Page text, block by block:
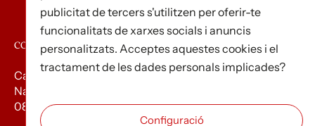
CONTACTE
Carrer d’Edison, 3
Nau A. Polígon industrial Les Torrenteres
08754 El Papiol
publicitat de tercers s'utilitzen per oferir-te
funcionalitats de xarxes socials i anuncis
personalitzats. Acceptes aquestes cookies i el
tractament de les dades personals implicades?